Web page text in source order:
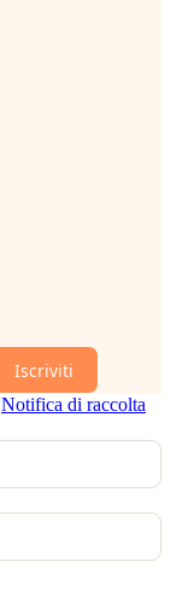
Iscriviti
Notifica di raccolta